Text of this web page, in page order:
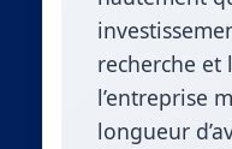
recherche et
l’entreprise
longueur